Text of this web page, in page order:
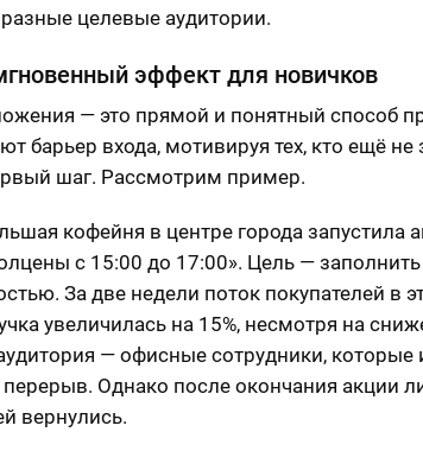
целевые аудитории.
эффект для новичков
— это прямой и понятный способ
барьер входа, мотивируя тех, кто ещё
шаг. Рассмотрим пример.
кофейня в центре города запустила
с 15:00 до 17:00». Цель —
За две недели поток покупателей в
увеличилась на 15%, несмотря на
— офисные сотрудники, которые
перерыв. Однако после окончания акции
вернулись.